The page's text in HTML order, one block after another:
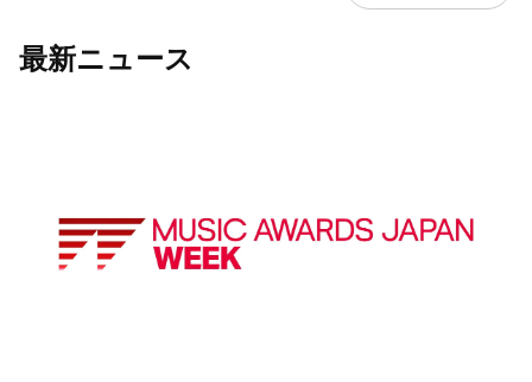
最新ニュース